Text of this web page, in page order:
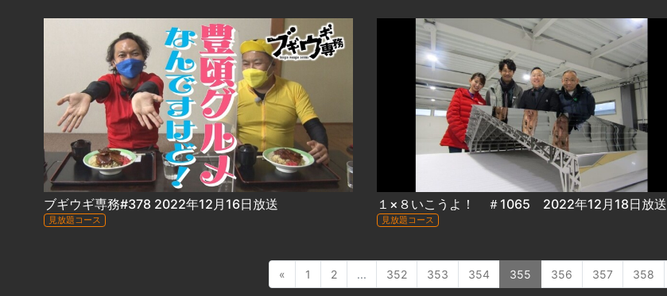
ブギウギ専務#378 2022年12月16日放送
見放題コース
１×８いこうよ！ ＃1065 2022年12月18日放送
見放題コース
« 1 2 ... 352 353 354 355 356 357 358